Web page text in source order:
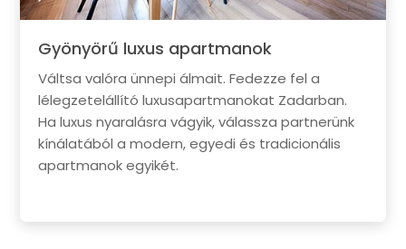
Gyönyörű luxus apartmanok
Váltsa valóra ünnepi álmait. Fedezze fel a
lélegzetelállító luxusapartmanokat Zadarban.
Ha luxus nyaralásra vágyik, válassza partnerünk
kínálatából a modern, egyedi és tradicionális
apartmanok egyikét.